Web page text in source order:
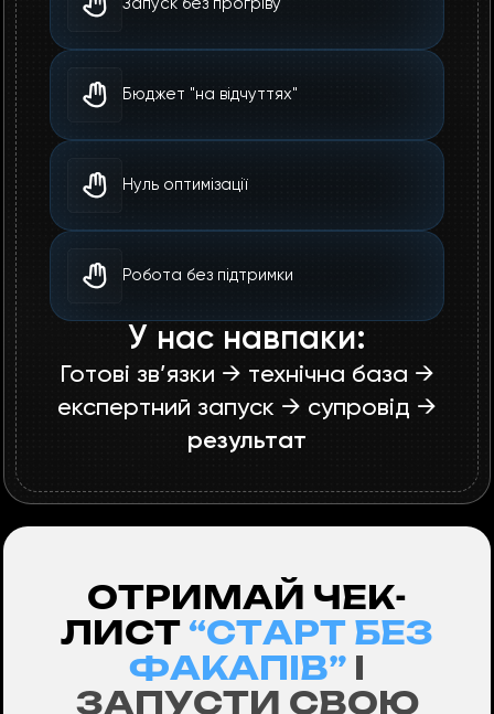
Запуск без прогріву
Бюджет "на відчуттях"
Нуль оптимізації
Робота без підтримки
У нас навпаки:
Готові зв’язки → технічна база →
експертний запуск → супровід →
результат
ОТРИМАЙ ЧЕК-
ЛИСТ “СТАРТ БЕЗ
ФАКАПІВ”
ЗАПУСТИ СВОЮ